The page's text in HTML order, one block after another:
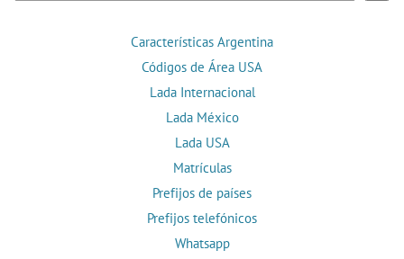
Características Argentina
Códigos de Área USA
Lada Internacional
Lada México
Lada USA
Matrículas
Prefijos de países
Prefijos telefónicos
Whatsapp